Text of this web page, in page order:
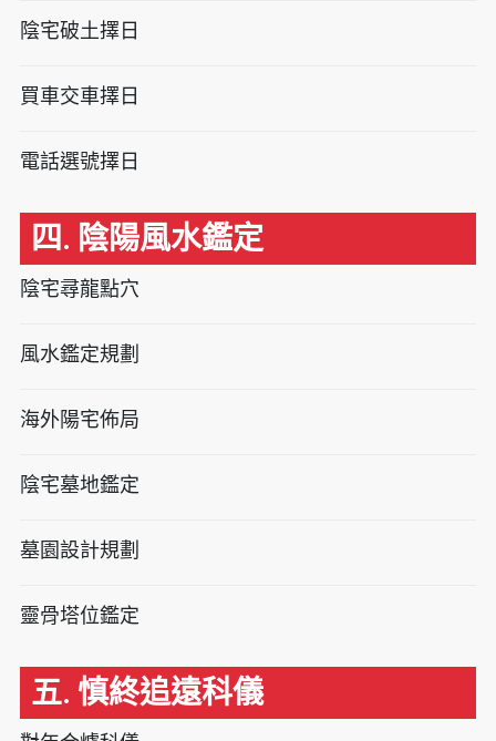
陰宅破土擇日
買車交車擇日
電話選號擇日
四. 陰陽風水鑑定
陰宅尋龍點穴
風水鑑定規劃
海外陽宅佈局
陰宅墓地鑑定
墓園設計規劃
靈骨塔位鑑定
五. 慎終追遠科儀